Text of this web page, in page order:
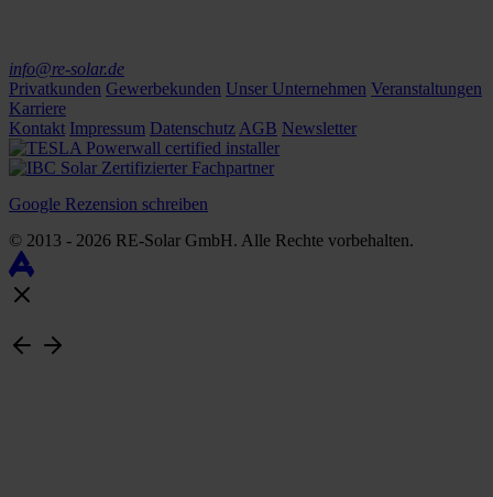
info@re-solar.de
Privatkunden Gewerbekunden Unser Unternehmen Veranstaltungen
Karriere
Kontakt Impressum Datenschutz AGB Newsletter
Google Rezension schreiben
© 2013 - 2026 RE-Solar GmbH. Alle Rechte vorbehalten.